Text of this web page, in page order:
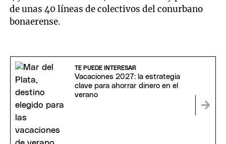
de unas 40 líneas de colectivos del conurbano
bonaerense.
TE PUEDE INTERESAR
Vacaciones 2027: la estrategia
clave para ahorrar dinero en el
verano